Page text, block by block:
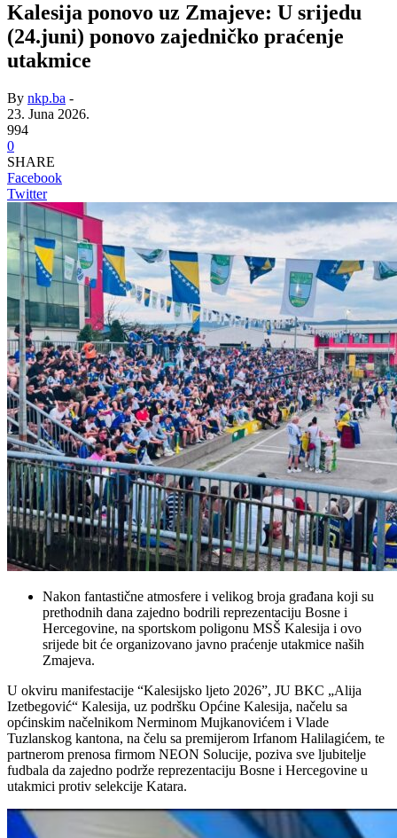
Kalesija ponovo uz Zmajeve: U srijedu
(24.juni) ponovo zajedničko praćenje
utakmice
By nkp.ba -
23. Juna 2026.
994
0
SHARE
Facebook
Twitter
Nakon fantastične atmosfere i velikog broja građana koji su
prethodnih dana zajedno bodrili reprezentaciju Bosne i
Hercegovine, na sportskom poligonu MSŠ Kalesija i ovo
srijede bit će organizovano javno praćenje utakmice naših
Zmajeva.
U okviru manifestacije “Kalesijsko ljeto 2026”, JU BKC „Alija
Izetbegović“ Kalesija, uz podršku Općine Kalesija, načelu sa
općinskim načelnikom Nerminom Mujkanovićem i Vlade
Tuzlanskog kantona, na čelu sa premijerom Irfanom Halilagićem, te
partnerom prenosa firmom NEON Solucije, poziva sve ljubitelje
fudbala da zajedno podrže reprezentaciju Bosne i Hercegovine u
utakmici protiv selekcije Katara.